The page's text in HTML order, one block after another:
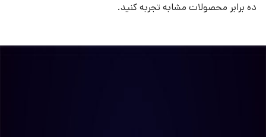
ده برابر محصولات مشابه تجربه کنید.